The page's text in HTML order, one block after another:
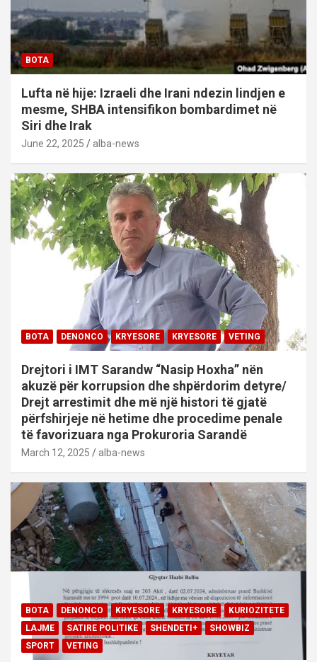
BOTA
Lufta në hije: Izraeli dhe Irani ndezin lindjen e
mesme, SHBA intensifikon bombardimet në
Siri dhe Irak
June 22, 2025 alba-news
BOTA DENONCO KRYESORE KRYESORE VETING
Drejtori i IMT Sarandw “Nasip Hoxha” nën
akuzë për korrupsion dhe shpërdorim detyre/
Drejt arrestimit dhe më një histori të gjatë
përfshirjeje në hetime dhe procedime penale
të favorizuara nga Prokuroria Sarandë
March 12, 2025 alba-news
BOTA DENONCO KRYESORE KRYESORE
KURIOZITETE
LAJME
SATIRE POLITIKE SHENDETI+
SHOWBIZ
SPORT
VETING